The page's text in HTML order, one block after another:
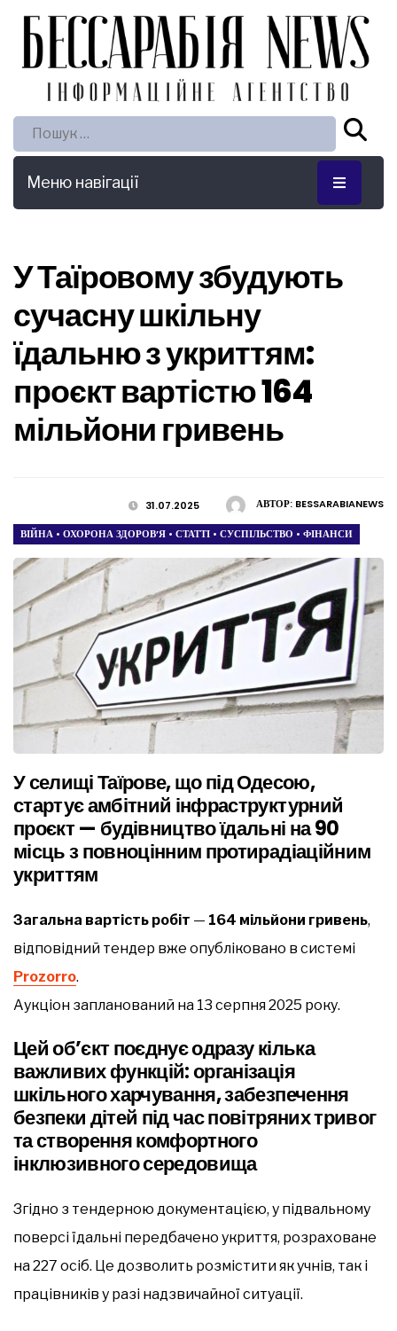
Пошук:
Меню навігації
У Таїровому збудують
сучасну шкільну
їдальню з укриттям:
проєкт вартістю 164
мільйони гривень
АВТОР: BESSARABIANEWS
31.07.2025
ВІЙНА • ОХОРОНА ЗДОРОВ’Я • СТАТТІ • СУСПІЛЬСТВО • ФІНАНСИ
У селищі Таїрове, що під Одесою,
стартує амбітний інфраструктурний
проєкт — будівництво їдальні на 90
місць з повноцінним протирадіаційним
укриттям
Загальна вартість робіт — 164 мільйони гривень,
відповідний тендер вже опубліковано в системі
Prozorro.
Аукціон запланований на 13 серпня 2025 року.
Цей об’єкт поєднує одразу кілька
важливих функцій: організація
шкільного харчування, забезпечення
безпеки дітей під час повітряних тривог
та створення комфортного
інклюзивного середовища
Згідно з тендерною документацією, у підвальному
поверсі їдальні передбачено укриття, розраховане
на 227 осіб. Це дозволить розмістити як учнів, так і
працівників у разі надзвичайної ситуації.